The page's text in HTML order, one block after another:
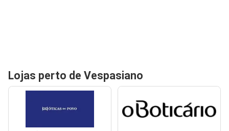
Lojas perto de Vespasiano